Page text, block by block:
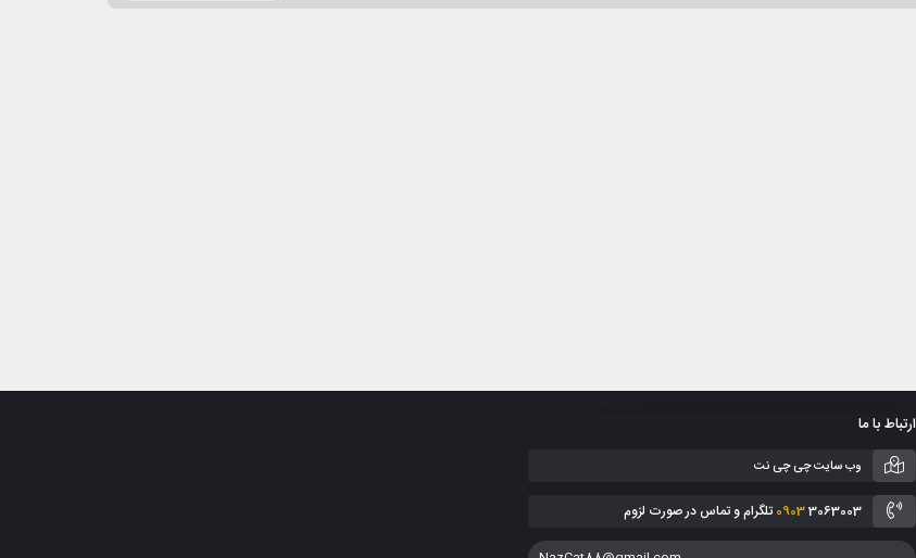
ارتباط با ما
وب سایت چی چی نت
09033063003 تلگرام و تماس در صورت لزوم